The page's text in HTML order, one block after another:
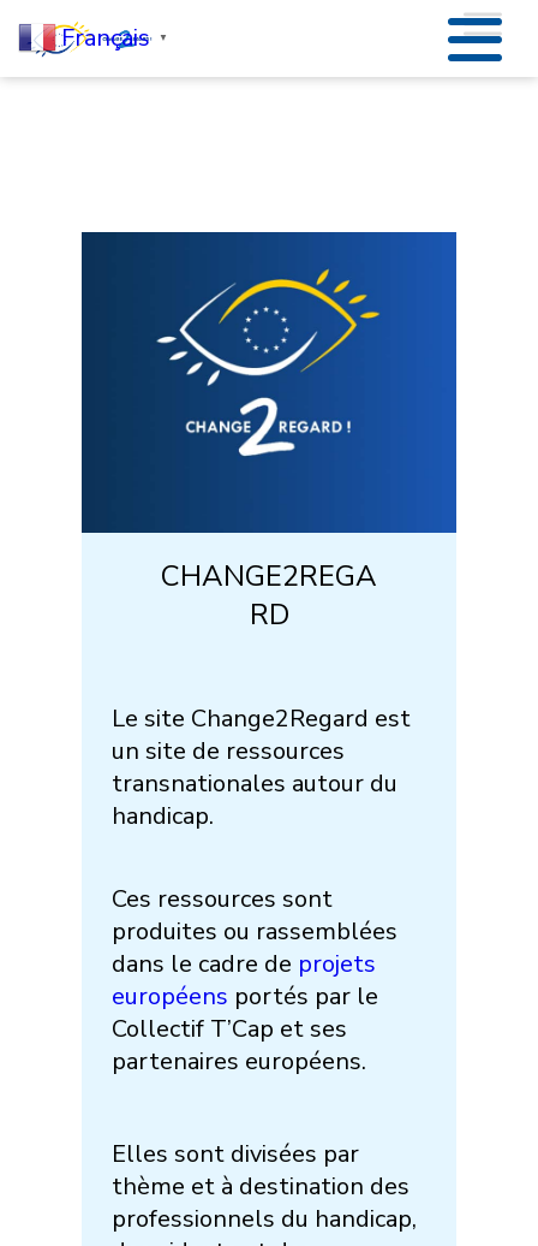
CHANGE2REGA
RD
Le site Change2Regard est
un site de ressources
transnationales autour du
handicap.
Ces ressources sont
produites ou rassemblées
dans le cadre de projets
européens portés par le
Collectif T’Cap et ses
partenaires européens.
Elles sont divisées par
thème et à destination des
professionnels du handicap,
Français ▼